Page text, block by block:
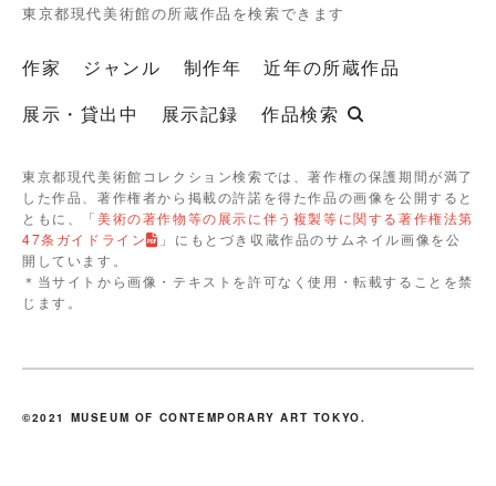
東京都現代美術館の所蔵作品を検索できます
作家 ジャンル 制作年
近年の所蔵作品
展示・貸出中
展示記録 作品検索
東京都現代美術館コレクション検索では、著作権の保護期間が満了
した作品、著作権者から掲載の許諾を得た作品の画像を公開すると
ともに、「美術の著作物等の展示に伴う複製等に関する著作権法第
47条ガイドライン
」にもとづき収蔵作品のサムネイル画像を公
開しています。
＊当サイトから画像・テキストを許可なく使用・転載することを禁
じます。
©2021 MUSEUM OF CONTEMPORARY ART TOKYO.